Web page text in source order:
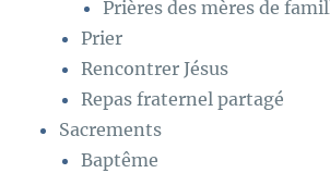
Prières des mères de
Prier
Rencontrer Jésus
Repas fraternel partagé
Sacrements
Baptême